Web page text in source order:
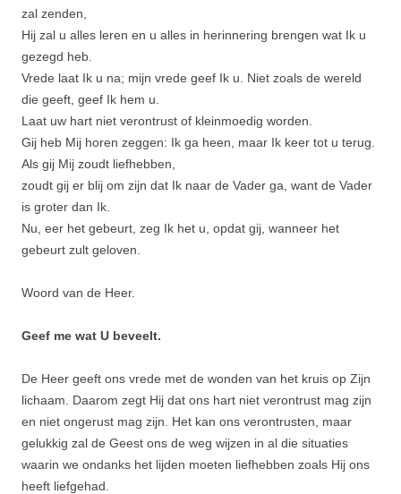
zal zenden,
Hij zal u alles leren en u alles in herinnering brengen wat Ik u
gezegd heb.
Vrede laat Ik u na; mijn vrede geef Ik u. Niet zoals de wereld
die geeft, geef Ik hem u.
Laat uw hart niet verontrust of kleinmoedig worden.
Gij heb Mij horen zeggen: Ik ga heen, maar Ik keer tot u terug.
Als gij Mij zoudt liefhebben,
zoudt gij er blij om zijn dat Ik naar de Vader ga, want de Vader
is groter dan Ik.
Nu, eer het gebeurt, zeg Ik het u, opdat gij, wanneer het
gebeurt zult geloven.
Woord van de Heer.
Geef me wat U beveelt.
De Heer geeft ons vrede met de wonden van het kruis op Zijn
lichaam. Daarom zegt Hij dat ons hart niet verontrust mag zijn
en niet ongerust mag zijn. Het kan ons verontrusten, maar
gelukkig zal de Geest ons de weg wijzen in al die situaties
waarin we ondanks het lijden moeten liefhebben zoals Hij ons
heeft liefgehad.